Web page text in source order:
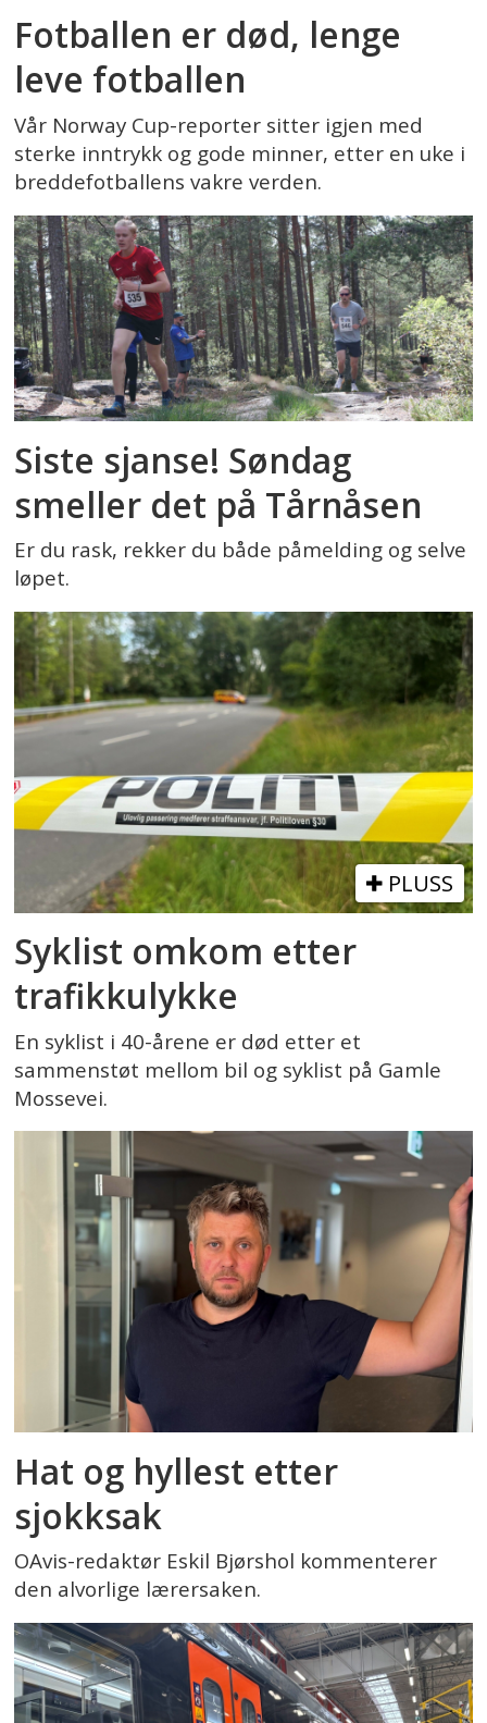
Fotballen er død, lenge
leve fotballen
Vår Norway Cup-reporter sitter igjen med
sterke inntrykk og gode minner, etter en uke i
breddefotballens vakre verden.
Siste sjanse! Søndag
smeller det på Tårnåsen
Er du rask, rekker du både påmelding og selve
løpet.
PLUSS
Syklist omkom etter
trafikkulykke
En syklist i 40-årene er død etter et
sammenstøt mellom bil og syklist på Gamle
Mossevei.
Hat og hyllest etter
sjokksak
OAvis-redaktør Eskil Bjørshol kommenterer
den alvorlige lærersaken.